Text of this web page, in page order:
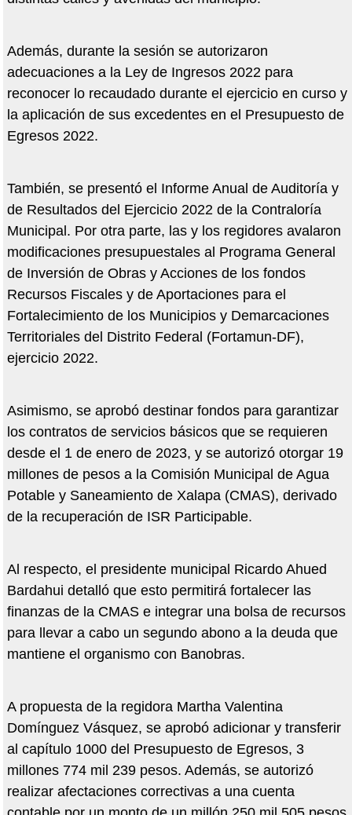
Además, durante la sesión se autorizaron
adecuaciones a la Ley de Ingresos 2022 para
reconocer lo recaudado durante el ejercicio en curso y
la aplicación de sus excedentes en el Presupuesto de
Egresos 2022.
También, se presentó el Informe Anual de Auditoría y
de Resultados del Ejercicio 2022 de la Contraloría
Municipal. Por otra parte, las y los regidores avalaron
modificaciones presupuestales al Programa General
de Inversión de Obras y Acciones de los fondos
Recursos Fiscales y de Aportaciones para el
Fortalecimiento de los Municipios y Demarcaciones
Territoriales del Distrito Federal (Fortamun-DF),
ejercicio 2022.
Asimismo, se aprobó destinar fondos para garantizar
los contratos de servicios básicos que se requieren
desde el 1 de enero de 2023, y se autorizó otorgar 19
millones de pesos a la Comisión Municipal de Agua
Potable y Saneamiento de Xalapa (CMAS), derivado
de la recuperación de ISR Participable.
Al respecto, el presidente municipal Ricardo Ahued
Bardahui detalló que esto permitirá fortalecer las
finanzas de la CMAS e integrar una bolsa de recursos
para llevar a cabo un segundo abono a la deuda que
mantiene el organismo con Banobras.
A propuesta de la regidora Martha Valentina
Domínguez Vásquez, se aprobó adicionar y transferir
al capítulo 1000 del Presupuesto de Egresos, 3
millones 774 mil 239 pesos. Además, se autorizó
realizar afectaciones correctivas a una cuenta